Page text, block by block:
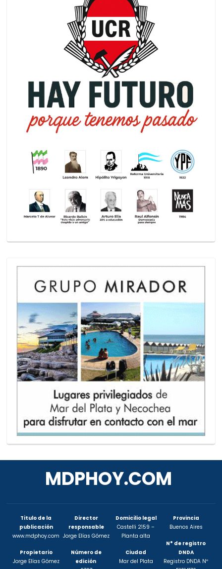
MDPHOY.COM
Titulo de la
publicación
www.mdphoy.com
Propietario
Jorge Elías Gómez
Director
responsable
Jorge Elías Gómez
Número de
edición
Domicilio legal
Castelli 2159 –
Planta alta
Ciudad
Mar del Plata
Provincia
Buenos Aires
N° de registro
DNDA
Registro DNDA Nº